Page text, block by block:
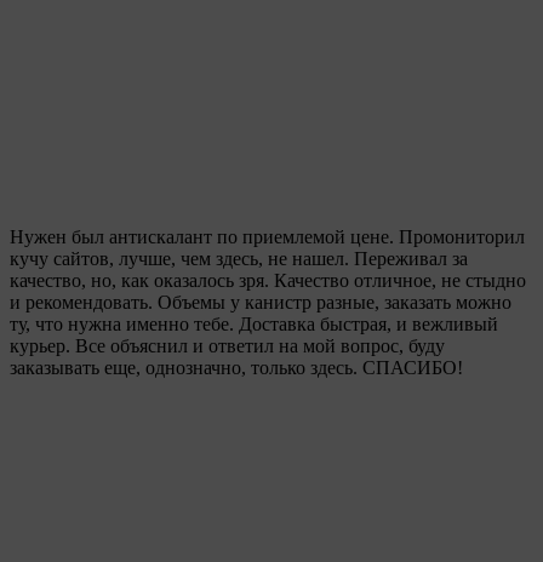
Нужен был антискалант по приемлемой цене. Промониторил
кучу сайтов, лучше, чем здесь, не нашел. Переживал за
качество, но, как оказалось зря. Качество отличное, не стыдно
и рекомендовать. Объемы у канистр разные, заказать можно
ту, что нужна именно тебе. Доставка быстрая, и вежливый
курьер. Все объяснил и ответил на мой вопрос, буду
заказывать еще, однозначно, только здесь. СПАСИБО!